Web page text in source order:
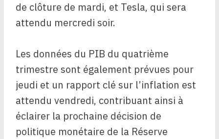
de clôture de mardi, et Tesla, qui sera
attendu mercredi soir.
Les données du PIB du quatrième
trimestre sont également prévues pour
jeudi et un rapport clé sur l’inflation est
attendu vendredi, contribuant ainsi à
éclairer la prochaine décision de
politique monétaire de la Réserve